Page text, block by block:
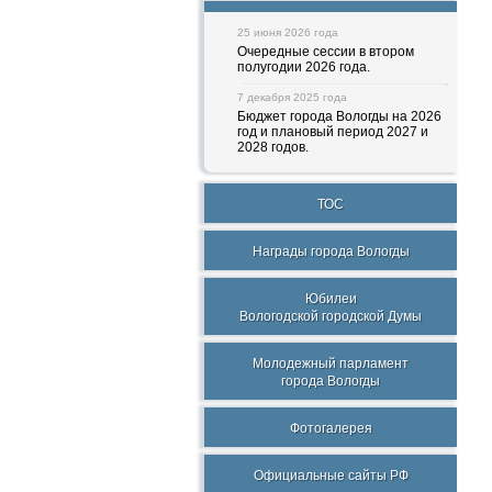
25 июня 2026 года
Очередные сессии в втором
полугодии 2026 года.
7 декабря 2025 года
Бюджет города Вологды на 2026
год и плановый период 2027 и
2028 годов.
ТОС
Награды города Вологды
Юбилеи
Вологодской городской Думы
Молодежный парламент
города Вологды
Фотогалерея
Официальные сайты РФ